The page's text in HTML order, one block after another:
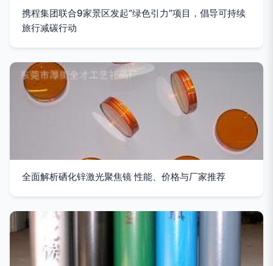
携程集团联合9家景区发起“绿色引力”项目，倡导可持续
旅行减碳行动
全面解析硒化锌激光聚焦镜 性能、价格与厂家推荐